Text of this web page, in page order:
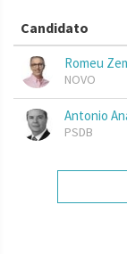
Candidato
Romeu
NOVO
Antonio
PSDB